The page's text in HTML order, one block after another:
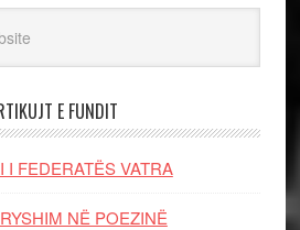
E FUNDIT
I FEDERATËS VATRA
NË POEZINË